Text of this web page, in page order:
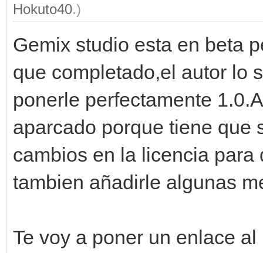
Hokuto40.)
Gemix studio esta en beta
que completado,el autor lo
ponerle perfectamente
aparcado porque tiene que
cambios en la licencia
tambien añadirle algunas
Te voy a poner un enlace